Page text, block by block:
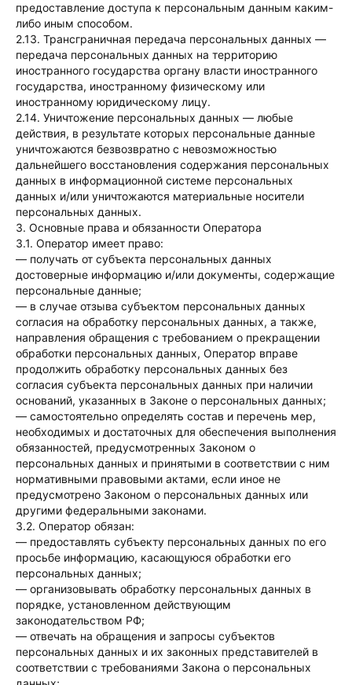
предоставление доступа к персональным данным каким-
либо иным способом.
2.13. Трансграничная передача персональных данных —
передача персональных данных на территорию
иностранного государства органу власти иностранного
государства, иностранному физическому или
иностранному юридическому лицу.
2.14. Уничтожение персональных данных — любые
действия, в результате которых персональные данные
уничтожаются безвозвратно с невозможностью
дальнейшего восстановления содержания персональных
данных в информационной системе персональных
данных и/или уничтожаются материальные носители
персональных данных.
3. Основные права и обязанности Оператора
3.1. Оператор имеет право:
— получать от субъекта персональных данных
достоверные информацию и/или документы, содержащие
персональные данные;
— в случае отзыва субъектом персональных данных
согласия на обработку персональных данных, а также,
направления обращения с требованием о прекращении
обработки персональных данных, Оператор вправе
продолжить обработку персональных данных без
согласия субъекта персональных данных при наличии
оснований, указанных в Законе о персональных данных;
— самостоятельно определять состав и перечень мер,
необходимых и достаточных для обеспечения выполнения
обязанностей, предусмотренных Законом о
персональных данных и принятыми в соответствии с ним
нормативными правовыми актами, если иное не
предусмотрено Законом о персональных данных или
другими федеральными законами.
3.2. Оператор обязан:
— предоставлять субъекту персональных данных по его
просьбе информацию, касающуюся обработки его
персональных данных;
— организовывать обработку персональных данных в
порядке, установленном действующим
законодательством РФ;
— отвечать на обращения и запросы субъектов
персональных данных и их законных представителей в
соответствии с требованиями Закона о персональных